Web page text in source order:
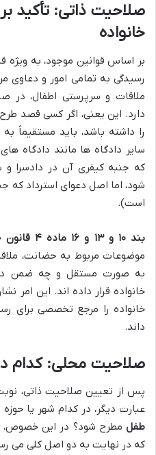
صلاحیت ذاتی: تأکید
خانواده
رسیدگی به تمامی امور و دعاوی
ملاقات و سرپرستی اطفال، در
دارد. این یعنی، اگر کسی قصد
را داشته باشد، باید مستقیماً
سایر دادگاه ها مانند دادگاه
که جنبه کیفری آن در دادسرا
شود، اما اصل دعوای استرداد که
است).
بند ۱۰ و ۱۳ و ۱۶ ماده ۴ قانون حمایت خانواده ۱۳۹۱
موضوعات مربوط به حضانت،
به صورت مستقل و چه ضمن
خانواده قرار داده اند. این امر
خانواده را مرجع تخصصی برای
داند.
صلاحیت محلی: کدام
پس از تعیین صلاحیت ذاتی،
عبارت دیگر، در کدام شهر یا
طفل مطرح شود؟ در این خصوص،
که در نهایت به دو اصل کلی می